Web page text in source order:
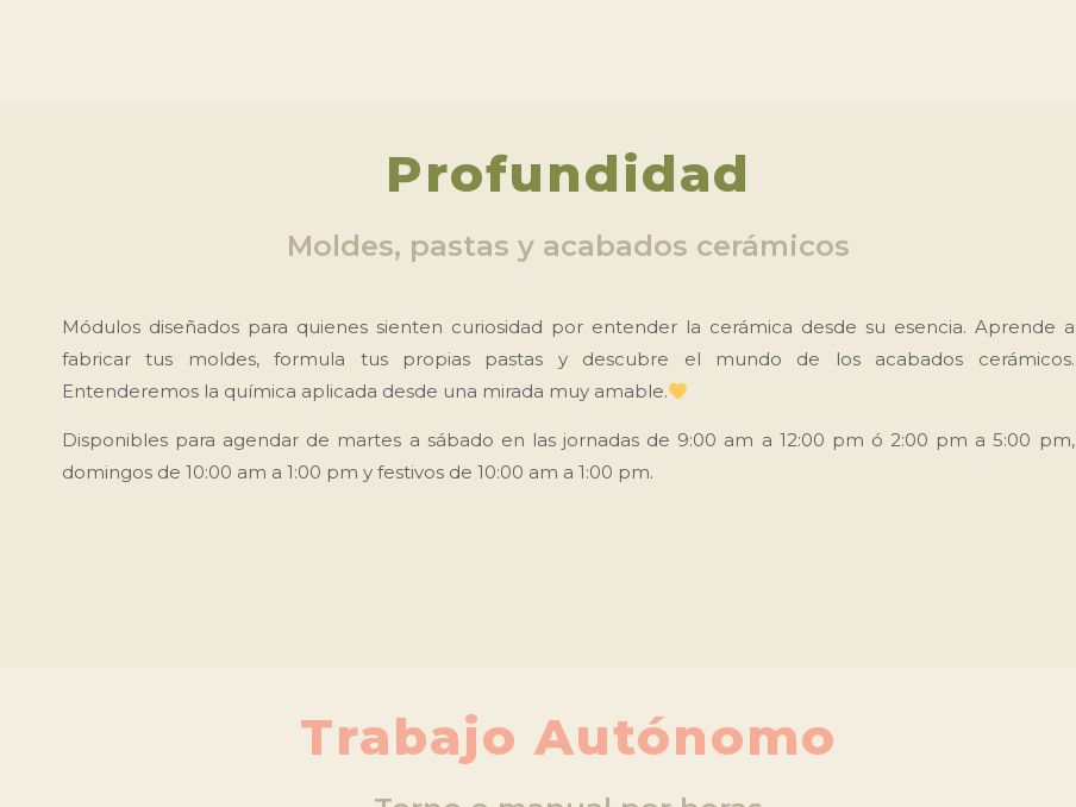
Profundidad
Moldes, pastas y acabados cerámicos
Módulos diseñados para quienes sienten curiosidad por entender la cerámica desde su esencia. Aprende a
fabricar tus moldes, formula tus propias pastas y descubre el mundo de los acabados cerámicos.
Entenderemos la química aplicada desde una mirada muy amable.
Disponibles para agendar de martes a sábado en las jornadas de 9:00 am a 12:00 pm ó 2:00 pm a 5:00 pm,
domingos de 10:00 am a 1:00 pm y festivos de 10:00 am a 1:00 pm.
Trabajo Autónomo